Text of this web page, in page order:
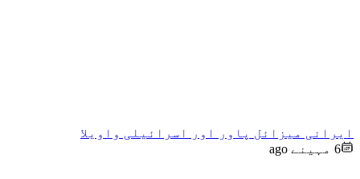
ایرانی میزائل پاور اور اسرائیلی واویلا
6 مہینے ago